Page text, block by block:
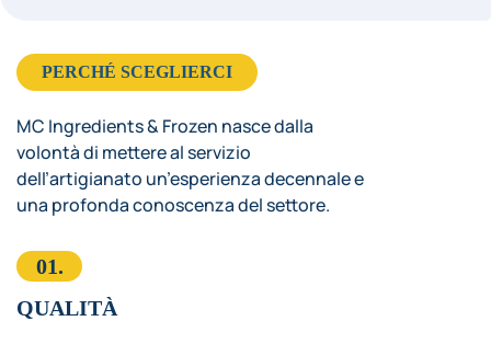
PERCHÉ SCEGLIERCI
MC Ingredients & Frozen nasce dalla
volontà di mettere al servizio
dell’artigianato un’esperienza decennale e
una profonda conoscenza del settore.
01.
QUALITÀ